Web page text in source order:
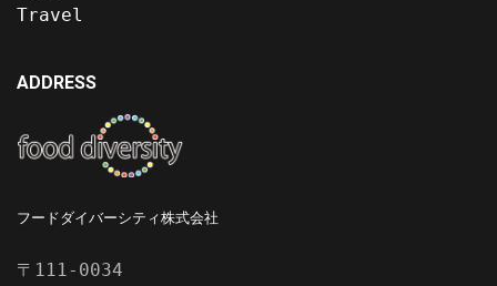
Travel
ADDRESS
フードダイバーシティ株式会社
〒111-0034